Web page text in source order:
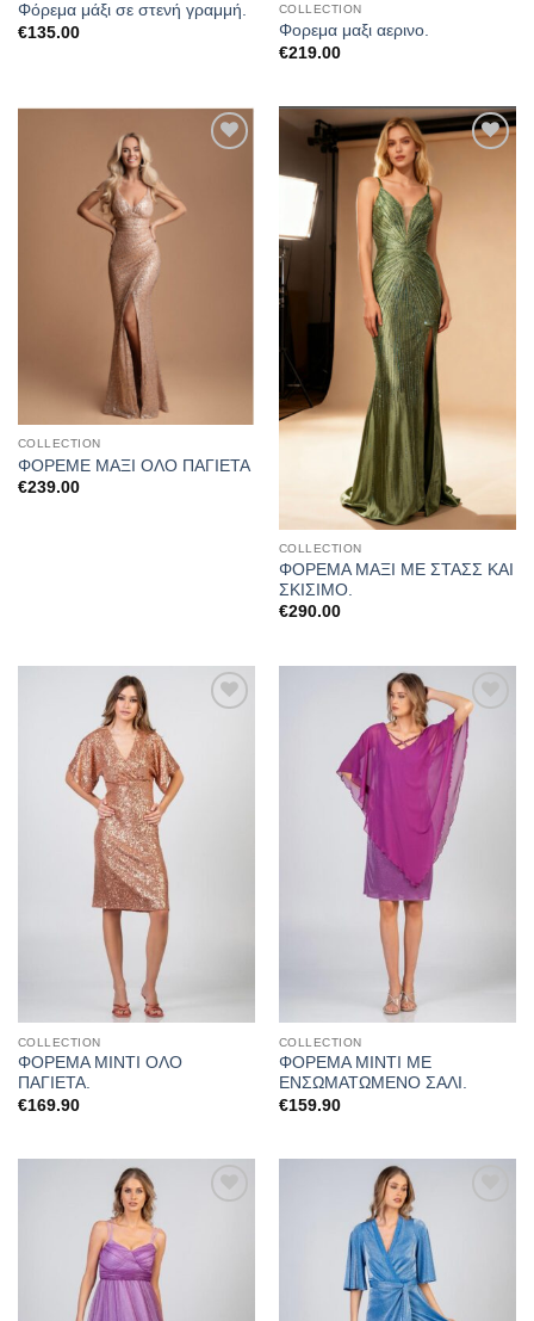
Φόρεμα μάξι σε στενή γραμμή.
€135.00
COLLECTION
Φορεμα μαξι αερινο.
€219.00
αγαπημένα
COLLECTION
ΦΟΡΕΜΕ ΜΑΞΙ ΟΛΟ ΠΑΓΙΕΤΑ
€239.00
αγαπημένα
COLLECTION
ΦΟΡΕΜΑ ΜΑΞΙ ΜΕ ΣΤΑΣΣ ΚΑΙ
ΣΚΙΣΙΜΟ.
€290.00
αγαπημένα
COLLECTION
ΦΟΡΕΜΑ ΜΙΝΤΙ ΟΛΟ
ΠΑΓΙΕΤΑ.
€169.90
Προσθήκη
στα
αγαπημένα
COLLECTION
ΦΟΡΕΜΑ ΜΙΝΤΙ ΜΕ
ΕΝΣΩΜΑΤΩΜΕΝΟ ΣΑΛΙ.
€159.90